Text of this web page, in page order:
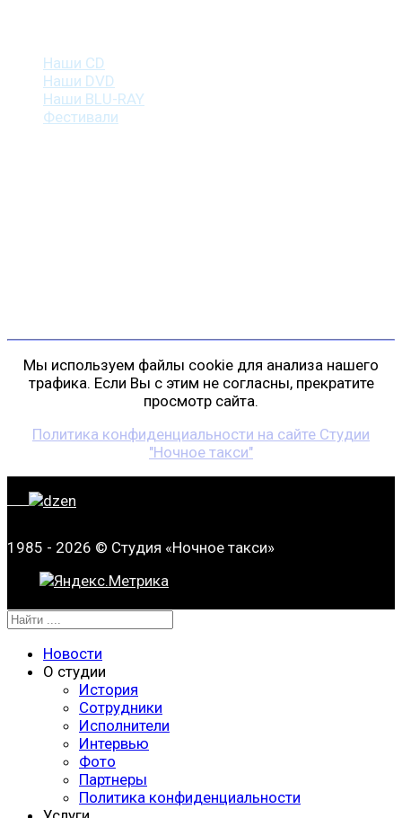
Наши CD
Наши DVD
Наши BLU-RAY
Фестивали
Мы используем файлы cookie для анализа нашего
трафика. Если Вы с этим не согласны, прекратите
просмотр сайта.
Политика конфиденциальности на сайте Студии
"Ночное такси"
1985 - 2026 © Студия «Ночное такси»
Новости
О студии
История
Сотрудники
Исполнители
Интервью
Фото
Партнеры
Политика конфиденциальности